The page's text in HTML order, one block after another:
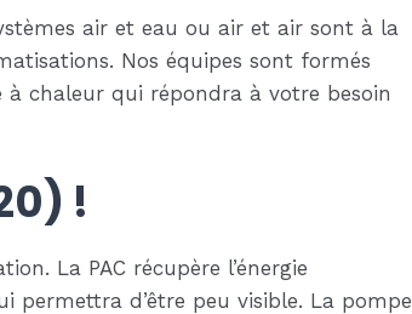
air et eau ou air et air sont à la
Nos équipes sont formés
à chaleur qui répondra à votre besoin
!
La PAC récupère l’énergie
permettra d’être peu visible. La pompe